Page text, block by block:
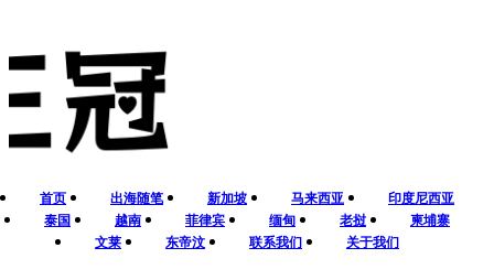
首页 出海随笔 新加坡 马来西亚
印度尼西亚
泰国
越南 菲律宾 缅甸 老挝
柬埔寨
文莱
东帝汶 联系我们 关于我们